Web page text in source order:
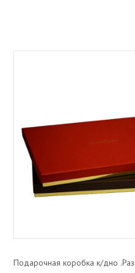
Подарочная коробка к/дно